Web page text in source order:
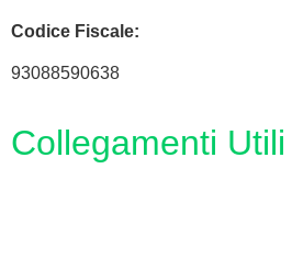
Codice Fiscale:
93088590638
Collegamenti Utili